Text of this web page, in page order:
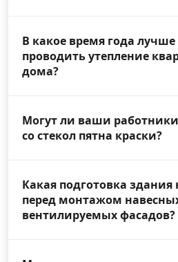
В какое время года лучше
проводить утепление
дома?
Могут ли ваши
со стекол пятна краски?
Какая подготовка
перед монтажом
вентилируемых фасадов?